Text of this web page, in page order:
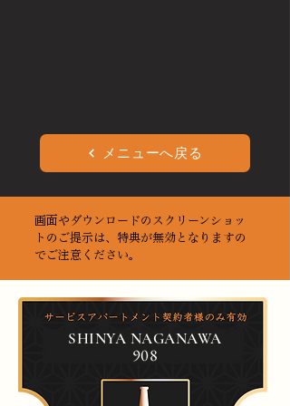
メニューへ戻る
画面やダウンロードのスクリーンショッ
トのご提示は、特典が無効となりますの
でご注意ください。
SHINYA NAGANAWA
908